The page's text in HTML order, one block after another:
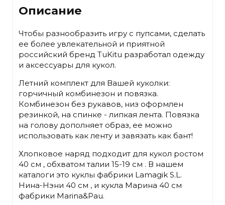
Описание
Чтобы разнообразить игру с пупсами, сделать
ее более увлекательной и приятной
российский бренд TuKitu разработал одежду
и аксессуары для кукол.
Летний комплект для Вашей куколки:
горчичный комбинезон и повязка.
Комбинезон без рукавов, низ оформлен
резинкой, на спинке - липкая лента. Повязка
на голову дополняет образ, ее можно
использовать как ленту и завязать как бант!
Хлопковое наряд подходит для кукол ростом
40 см , обхватом талии 15-19 см . В нашем
каталоги это куклы фабрики Lamagik S.L.
Нина-Нэни 40 см , и кукла Марина 40 см
фабрики Marina&Pau.